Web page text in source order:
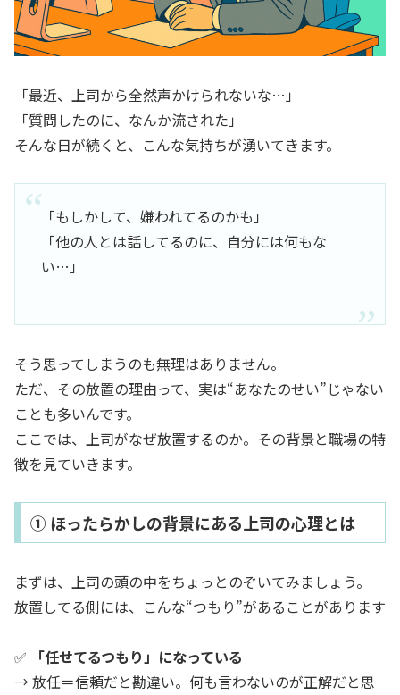
「最近、上司から全然声かけられないな…」
「質問したのに、なんか流された」
そんな日が続くと、こんな気持ちが湧いてきます。
「もしかして、嫌われてるのかも」
「他の人とは話してるのに、自分には何もな
い…」
そう思ってしまうのも無理はありません。
ただ、その放置の理由って、実は“あなたのせい”じゃない
ことも多いんです。
ここでは、上司がなぜ放置するのか。その背景と職場の特
徴を見ていきます。
① ほったらかしの背景にある上司の心理とは
まずは、上司の頭の中をちょっとのぞいてみましょう。
放置してる側には、こんな“つもり”があることがあります
✅
「任せてるつもり」になっている
→ 放任＝信頼だと勘違い。何も言わないのが正解だと思